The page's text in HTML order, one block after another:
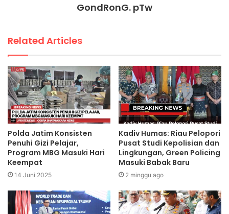
GondRonG. pTw
Related Articles
Polda Jatim Konsisten
Penuhi Gizi Pelajar,
Program MBG Masuki Hari
Keempat
14 Juni 2025
Kadiv Humas: Riau Pelopori
Pusat Studi Kepolisian dan
Lingkungan, Green Policing
Masuki Babak Baru
2 minggu ago